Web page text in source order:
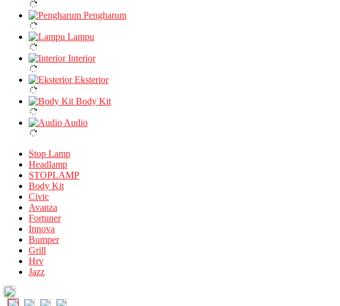
Pengharum
Lampu
Interior
Eksterior
Body Kit
Audio
Stop Lamp
Headlamp
STOPLAMP
Body Kit
Civic
Avanza
Fortuner
Innova
Bumper
Grill
Hrv
Jazz